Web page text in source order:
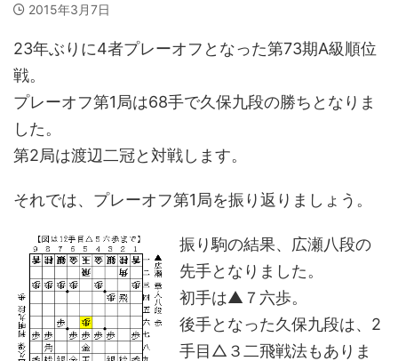
2015年3月7日
23年ぶりに4者プレーオフとなった第73期A級順位
戦。
プレーオフ第1局は68手で久保九段の勝ちとなりま
した。
第2局は渡辺二冠と対戦します。
それでは、プレーオフ第1局を振り返りましょう。
振り駒の結果、広瀬八段の
先手となりました。
初手は▲７六歩。
後手となった久保九段は、2
手目△３二飛戦法もありま